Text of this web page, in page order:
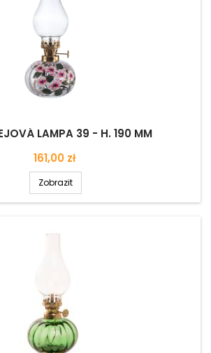
LAMPA 39 - H. 190 MM
Cena
161,00 zł
Zobrazit